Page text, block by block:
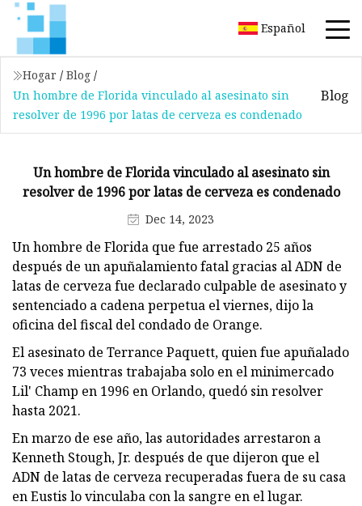
Español
Hogar / Blog /
Un hombre de Florida vinculado al asesinato sin
resolver de 1996 por latas de cerveza es condenado
Blog
Un hombre de Florida vinculado al asesinato sin
resolver de 1996 por latas de cerveza es condenado
Dec 14, 2023
Un hombre de Florida que fue arrestado 25 años
después de un apuñalamiento fatal gracias al ADN de
latas de cerveza fue declarado culpable de asesinato y
sentenciado a cadena perpetua el viernes, dijo la
oficina del fiscal del condado de Orange.
El asesinato de Terrance Paquett, quien fue apuñalado
73 veces mientras trabajaba solo en el minimercado
Lil' Champ en 1996 en Orlando, quedó sin resolver
hasta 2021.
En marzo de ese año, las autoridades arrestaron a
Kenneth Stough, Jr. después de que dijeron que el
ADN de latas de cerveza recuperadas fuera de su casa
en Eustis lo vinculaba con la sangre en el lugar.